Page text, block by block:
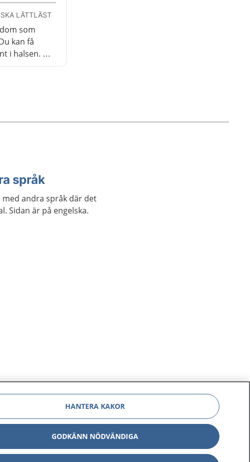
LÄTTLÄST
som
kan få
i halsen. De
språk
med andra språk där det
Sidan är på engelska.
HANTERA KAKOR
GODKÄNN NÖDVÄNDIGA